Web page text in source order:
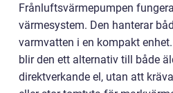
Frånluftsvärmepumpen
värmesystem. Den hanterar
varmvatten i en kompakt
blir den ett alternativ till både
direktverkande el, utan att